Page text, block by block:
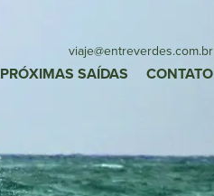
viaje@entreverdes.com.br
PRÓXIMAS SAÍDAS CONTATO